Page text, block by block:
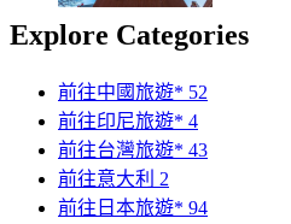
Explore Categories
前往中國旅遊* 52
前往印尼旅遊* 4
前往台灣旅遊* 43
前往意大利 2
前往日本旅遊* 94